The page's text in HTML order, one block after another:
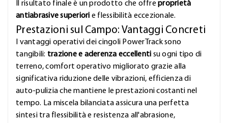
Il risultato finale è un prodotto che offreproprietà
antiabrasive superiori e flessibilità eccezionale.
Prestazioni sul Campo: Vantaggi Concreti
I vantaggi operativi dei cingoli PowerTrack sono
tangibili: trazione e aderenza eccellenti su ogni tipo di
terreno, comfort operativo migliorato grazie alla
significativa riduzione delle vibrazioni, efficienza di
auto-pulizia che mantiene le prestazioni costanti nel
tempo. La miscela bilanciata assicura una perfetta
sintesi tra flessibilità e resistenza all'abrasione,